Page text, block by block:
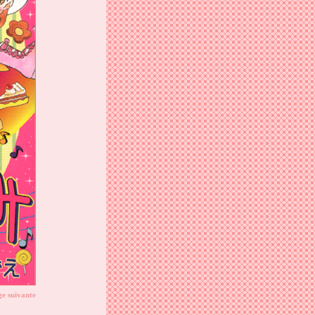
suivante